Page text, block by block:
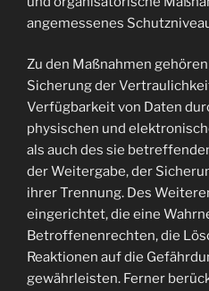
angemessenes
Zu den Maßnahmen
Sicherung der
Verfügbarkeit von Daten
physischen und
als auch des sie
der Weitergabe, der
ihrer Trennung. Des
eingerichtet, die eine
Betroffenenrechten, die
Reaktionen auf die
gewährleisten. Ferner